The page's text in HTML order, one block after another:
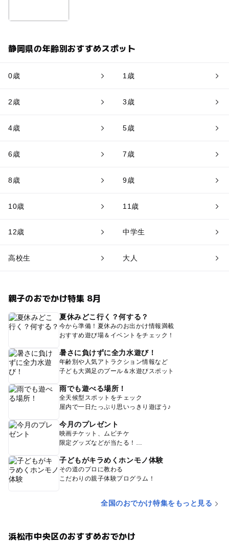
静岡県の年齢別おすすめスポット
0歳 1歳
2歳 3歳
4歳 5歳
6歳 7歳
8歳 9歳
10歳 11歳
12歳 中学生
高校生 大人
親子のおでかけ特集 8月
夏休みどこ行く？何する？
今から準備！夏休みのお出かけ情報満載
おすすめ遊び場＆イベントをチェック！
暑さに負けずに全力水遊び！
年齢別や人気アトラクション情報など
子ども大満足のプール＆水遊びスポット
雨でも遊べる場所！
全天候型スポットをチェック
屋内で一日たっぷり思いっきり遊ぼう♪
今月のプレゼント
映画チケット、ムビチケ
限定グッズなどが当たる！
子どもがキラめくホンモノ体験
その道のプロに教わる
こだわりの親子体験プログラム！
全国のおでかけ特集をもっと見る
浜松市中央区のおすすめおでかけ